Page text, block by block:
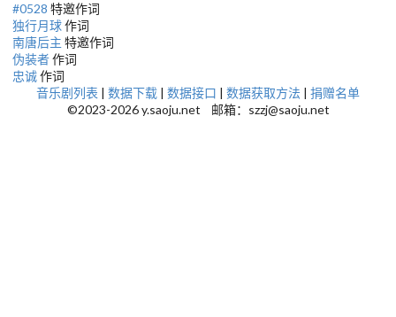
#0528 特邀作词
独行月球作词
南唐后主 特邀作词
伪装者作词
忠诚作词
音乐剧列表 | 数据下载 | 数据接口 | 数据获取方法 | 捐赠名单
©2023-2026 y.saoju.net 邮箱：szzj@saoju.net